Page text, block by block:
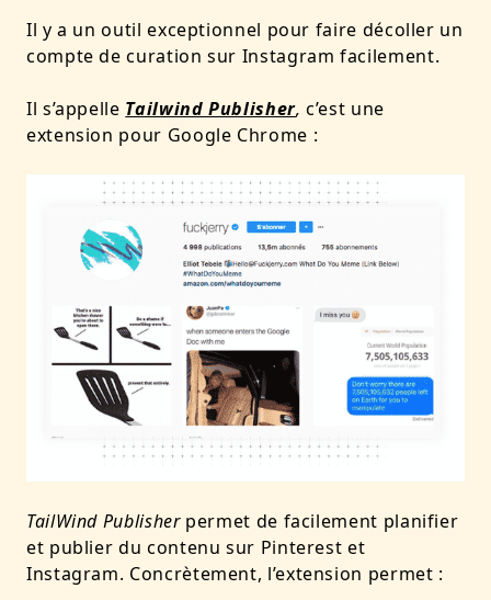
Il y a un outil exceptionnel pour faire décoller un
compte de curation sur Instagram facilement.
Il s’appelle Tailwind Publisher,c’est une
extension pour Google Chrome :
TailWind Publisherpermet de facilement planifier
et publier du contenu sur Pinterest et
Instagram. Concrètement, l’extension permet :